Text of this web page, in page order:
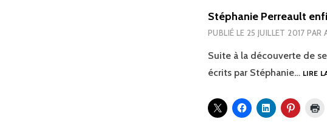
Stéphanie Perreault
PUBLIÉ LE 25 JUILLET 2017 PAR
Suite à la découverte de
écrits par Stéphanie… LIRE